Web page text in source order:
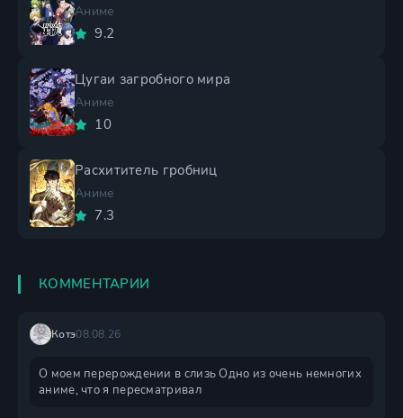
Аниме
9.2
Цугаи загробного мира
Аниме
10
Расхититель гробниц
Аниме
7.3
КОММЕНТАРИИ
Котэ08.08.26
О моем перерождении в слизь Одно из очень немногих
аниме, что я пересматривал